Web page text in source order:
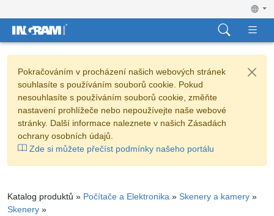
Pokračováním v procházení našich webových stránek
souhlasíte s používáním souborů cookie. Pokud
nesouhlasíte s používáním souborů cookie, změňte
nastavení prohlížeče nebo nepoužívejte naše webové
stránky. Další informace naleznete v našich Zásadách
ochrany osobních údajů.
Zde si můžete přečíst podmínky našeho portálu
Katalog produktů » Počítače a Elektronika » Skenery a kamery »
Skenery »